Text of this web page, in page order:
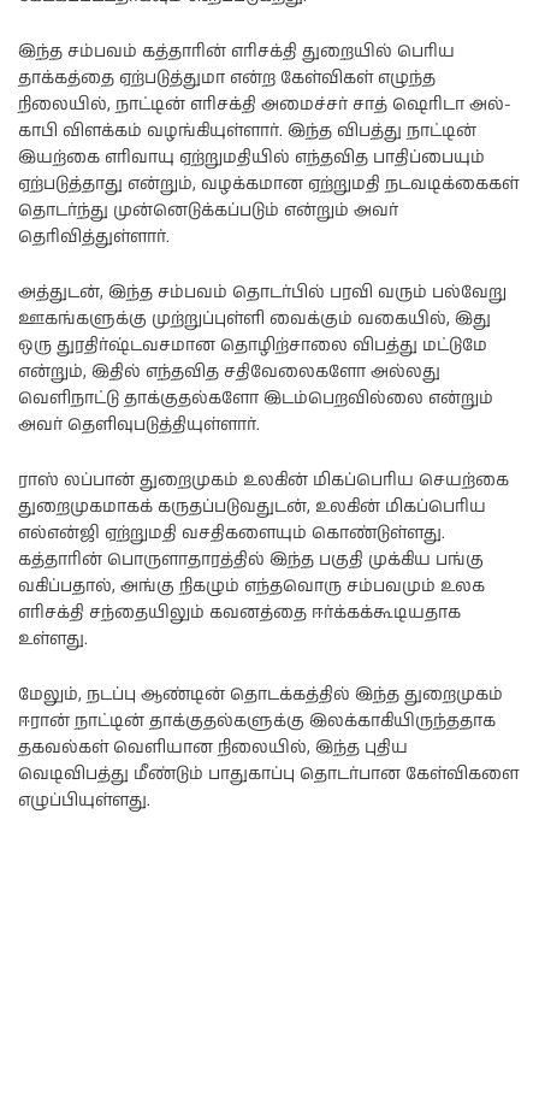
இந்த சம்பவம் கத்தாரின் எரிசக்தி துறையில் பெரிய
தாக்கத்தை ஏற்படுத்துமா என்ற கேள்விகள் எழுந்த
நிலையில், நாட்டின் எரிசக்தி அமைச்சர் சாத் ஷெரிடா அல்-
காபி விளக்கம் வழங்கியுள்ளார். இந்த விபத்து நாட்டின்
இயற்கை எரிவாயு ஏற்றுமதியில் எந்தவித பாதிப்பையும்
ஏற்படுத்தாது என்றும், வழக்கமான ஏற்றுமதி நடவடிக்கைகள்
தொடர்ந்து முன்னெடுக்கப்படும் என்றும் அவர்
தெரிவித்துள்ளார்.
அத்துடன், இந்த சம்பவம் தொடர்பில் பரவி வரும் பல்வேறு
ஊகங்களுக்கு முற்றுப்புள்ளி வைக்கும் வகையில், இது
ஒரு துரதிர்ஷ்டவசமான தொழிற்சாலை விபத்து மட்டுமே
என்றும், இதில் எந்தவித சதிவேலைகளோ அல்லது
வெளிநாட்டு தாக்குதல்களோ இடம்பெறவில்லை என்றும்
அவர் தெளிவுபடுத்தியுள்ளார்.
ராஸ் லப்பான் துறைமுகம் உலகின் மிகப்பெரிய செயற்கை
துறைமுகமாகக் கருதப்படுவதுடன், உலகின் மிகப்பெரிய
எல்என்ஜி ஏற்றுமதி வசதிகளையும் கொண்டுள்ளது.
கத்தாரின் பொருளாதாரத்தில் இந்த பகுதி முக்கிய பங்கு
வகிப்பதால், அங்கு நிகழும் எந்தவொரு சம்பவமும் உலக
எரிசக்தி சந்தையிலும் கவனத்தை ஈர்க்கக்கூடியதாக
உள்ளது.
மேலும், நடப்பு ஆண்டின் தொடக்கத்தில் இந்த துறைமுகம்
ஈரான் நாட்டின் தாக்குதல்களுக்கு இலக்காகியிருந்ததாக
தகவல்கள் வெளியான நிலையில், இந்த புதிய
வெடிவிபத்து மீண்டும் பாதுகாப்பு தொடர்பான கேள்விகளை
எழுப்பியுள்ளது.